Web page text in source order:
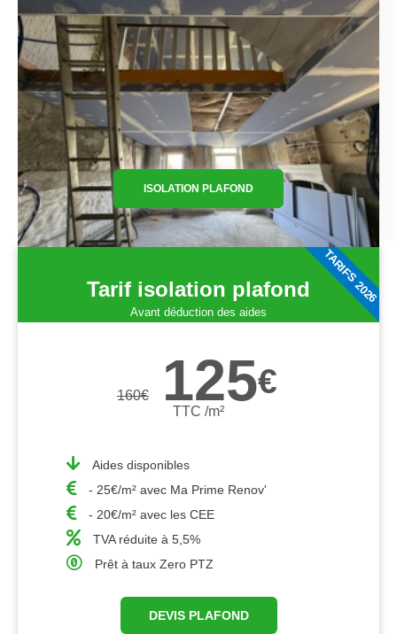
ISOLATION PLAFOND
Tarif isolation plafond
Avant déduction des aides
160€ 125€
TTC /m²
Aides disponibles
- 25€/m² avec Ma Prime Renov'
- 20€/m² avec les CEE
TVA réduite à 5,5%
Prêt à taux Zero PTZ
DEVIS PLAFOND
TARIFS 2026